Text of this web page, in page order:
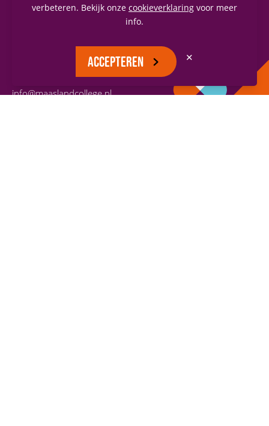
(0412) 66 70 70
info@maaslandcollege.nl
verbeteren. Bekijk onze cookieverklaring voor meer
info.
ACCEPTEREN ✕